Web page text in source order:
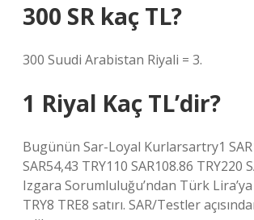
300 SR kaç TL?
300 Suudi Arabistan Riyali = 3.
1 Riyal Kaç TL’dir?
Bugünün Sar-Loyal Kurlarsartry1
SAR54,43 TRY110 SAR108.86 TRY220
Izgara Sorumluluğu’ndan Türk
TRY8 TRE8 satırı. SAR/Testler